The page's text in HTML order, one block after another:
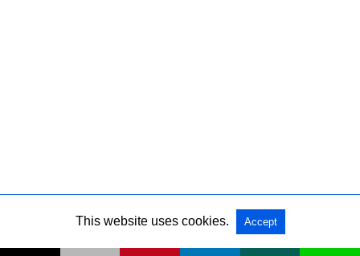
This website uses cookies. Accept